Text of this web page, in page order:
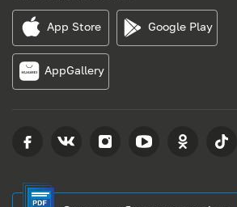
App Store Google Play
AppGallery